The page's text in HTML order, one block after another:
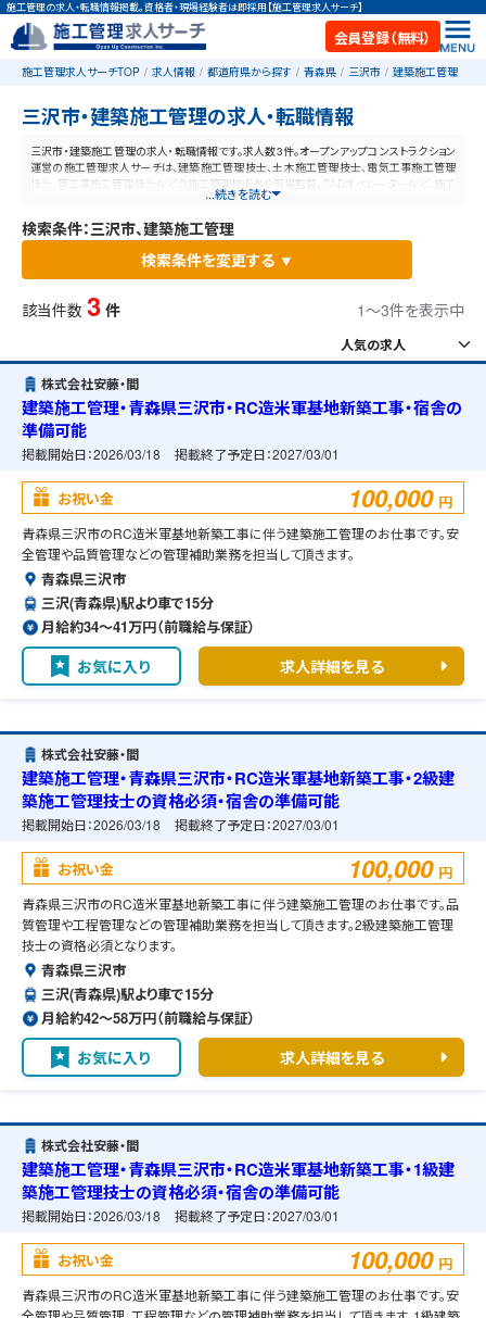
施工管理の求人・転職情報掲載。資格者・現場経験者は即採用【施工管理求人サーチ】
会員登録（無料）
施工管理求人サーチTOP 求人情報 都道府県から探す 青森県 三沢市 建築施工管理
三沢市・建築施工管理の求人・転職情報
三沢市・建築施工管理の求人・転職情報です。求人数3件。オープンアップコンストラクション
運営の施工管理求人サーチは、建築施工管理技士、土木施工管理技士、電気工事施工管理
技士、管工事施工管理技士などの施工管理技術者や現場監督、CADオペレーターなど、施工
管理と建設業に特化した業界最大規模の求人ポータルサイトです。【毎日更新】業界最高水
...続きを読む
検索条件：三沢市、建築施工管理
検索条件を変更する ▼
該当件数 3 件 1〜3件を表示中
株式会社安藤・間
建築施工管理・青森県三沢市・RC造米軍基地新築工事・宿舎の
準備可能
掲載開始日：2026/03/18 掲載終了予定日：2027/03/01
お祝い金 100,000 円
青森県三沢市のRC造米軍基地新築工事に伴う建築施工管理のお仕事です。安
全管理や品質管理などの管理補助業務を担当して頂きます。
青森県三沢市
三沢(青森県)駅より車で15分
月給約34〜41万円（前職給与保証）
お気に入り 求人詳細を見る
株式会社安藤・間
建築施工管理・青森県三沢市・RC造米軍基地新築工事・2級建
築施工管理技士の資格必須・宿舎の準備可能
掲載開始日：2026/03/18 掲載終了予定日：2027/03/01
お祝い金 100,000 円
青森県三沢市のRC造米軍基地新築工事に伴う建築施工管理のお仕事です。品
質管理や工程管理などの管理補助業務を担当して頂きます。2級建築施工管理
技士の資格必須となります。
青森県三沢市
三沢(青森県)駅より車で15分
月給約42〜58万円（前職給与保証）
お気に入り 求人詳細を見る
株式会社安藤・間
建築施工管理・青森県三沢市・RC造米軍基地新築工事・1級建
築施工管理技士の資格必須・宿舎の準備可能
掲載開始日：2026/03/18 掲載終了予定日：2027/03/01
お祝い金 100,000 円
青森県三沢市のRC造米軍基地新築工事に伴う建築施工管理のお仕事です。安